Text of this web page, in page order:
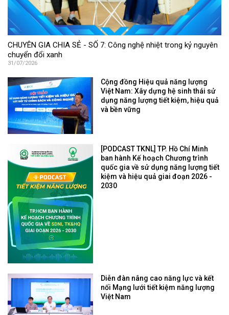
CHUYÊN GIA CHIA SẺ - SỐ 7: Công nghệ nhiệt trong kỷ nguyên
chuyển đổi xanh
31/07/2026
Cộng đồng Hiệu quả năng lượng
Việt Nam: Xây dựng hệ sinh thái sử
dụng năng lượng tiết kiệm, hiệu quả
và bền vững
[PODCAST TKNL] TP. Hồ Chí Minh
ban hành Kế hoạch Chương trình
quốc gia về sử dụng năng lượng tiết
kiệm và hiệu quả giai đoạn 2026 -
2030
Diễn đàn nâng cao năng lực và kết
nối Mạng lưới tiết kiệm năng lượng
Việt Nam